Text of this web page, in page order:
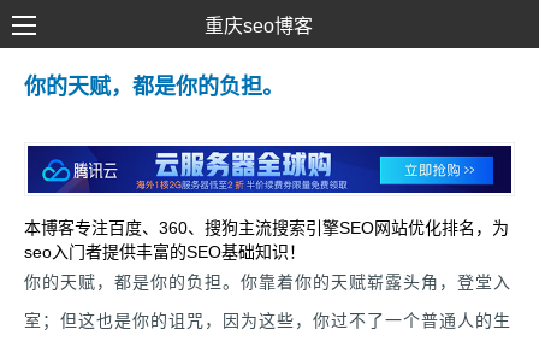
SEO优化
网站建设
SEM营销
重庆seo博客
你的天赋，都是你的负担。
本博客专注百度、360、搜狗主流搜索引擎SEO网站优化排名，为
seo入门者提供丰富的SEO基础知识！
你的天赋，都是你的负担。你靠着你的天赋崭露头角，登堂入
室；但这也是你的诅咒，因为这些，你过不了一个普通人的生